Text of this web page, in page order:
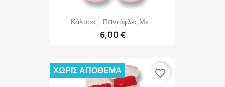
Κάλτσες - Παντόφλες Με...
6,00 €
ΧΩΡΊΣ ΑΠΌΘΕΜΑ favorite_border